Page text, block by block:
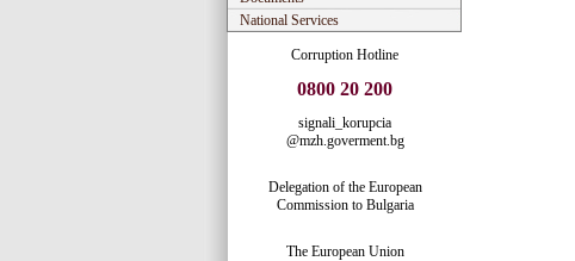
National Services
Corruption Hotline
0800 20 200
signali_korupcia
@mzh.goverment.bg
Delegation of the European
Commission to Bulgaria
The European Union